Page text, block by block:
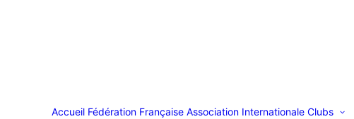
Accueil Fédération Française Association Internationale Clubs